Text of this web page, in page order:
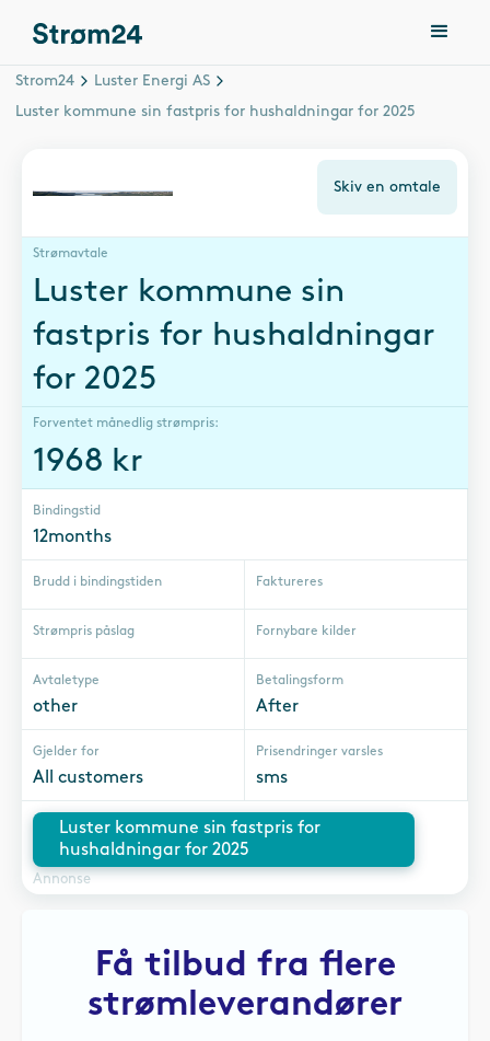
Strom24 Luster Energi AS
Luster kommune sin fastpris for hushaldningar for 2025
Skiv en omtale
Strømavtale
Luster kommune sin
fastpris for hushaldningar
for 2025
Forventet månedlig strømpris:
1968 kr
Bindingstid
12months
Brudd i bindingstiden Faktureres
Strømpris påslag Fornybare kilder
Avtaletype
other
Betalingsform
After
Gjelder for
All customers
Prisendringer varsles
sms
Luster kommune sin fastpris for
hushaldningar for 2025
Annonse
Få tilbud fra flere
strømleverandører